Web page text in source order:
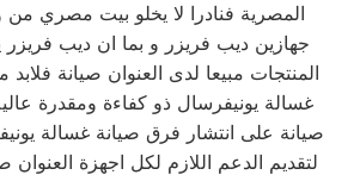
المصرية فنادرا لا يخلو بيت مصري من
جهازين ديب فريزر و بما ان ديب فريزر
المنتجات مبيعا لدى العنوان صيانة
غسالة يونيفرسال ذو كفاءة ومقدرة
صيانة على انتشار فرق صيانة غسالة
لتقديم الدعم اللازم لكل اجهزة العنوان